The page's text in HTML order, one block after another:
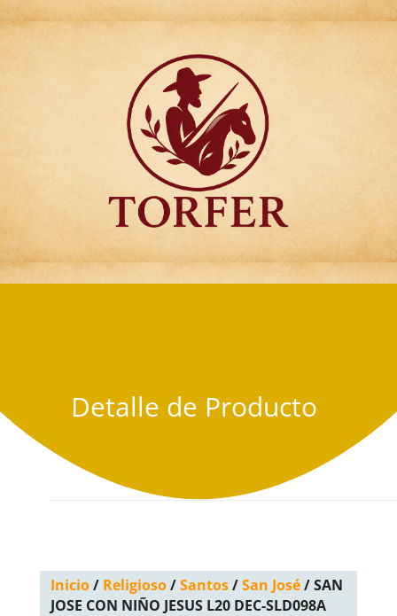
Articulos para
Regalo Torfer.
Detalle de Producto
Inicio/ Religioso/Santos/San José/ SAN
JOSE CON NIÑO JESUS L20 DEC-SLD098A